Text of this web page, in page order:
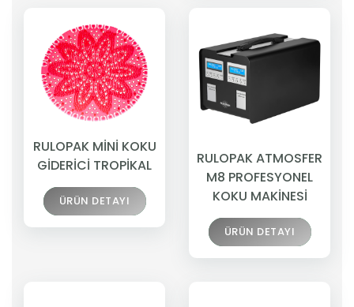
RULOPAK MİNİ KOKU
GİDERİCİ TROPİKAL
ÜRÜN DETAYI
RULOPAK ATMOSFER
M8 PROFESYONEL
KOKU MAKİNESİ
ÜRÜN DETAYI